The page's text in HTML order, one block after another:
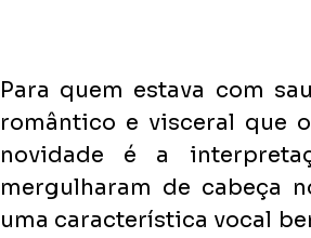
Para quem estava com
romântico e visceral que
novidade é a
mergulharam de cabeça
uma característica vocal